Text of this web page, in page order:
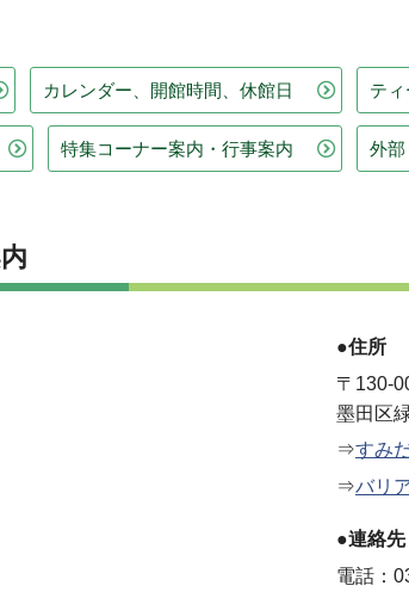
カレンダー、開館時間、休館日 テ
特集コーナー案内・行事案内 外部
●住所
〒130-
墨田区
⇒すみ
⇒バリ
●連絡先
電話：